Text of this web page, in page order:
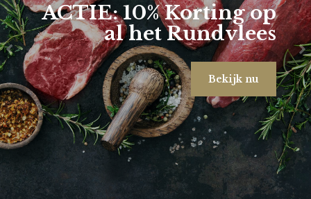
ACTIE: 10% Korting op
al het Rundvlees
Bekijk nu